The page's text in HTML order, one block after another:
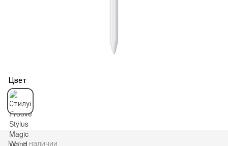
Цвет
Нет в наличии